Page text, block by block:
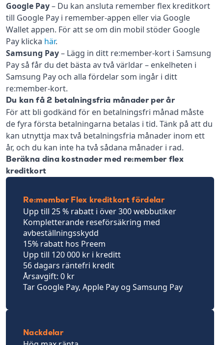
Google Pay– Du kan ansluta remember flex kreditkort
till Google Pay i remember-appen eller via Google
Wallet appen. För att se om din mobil stöder Google
Pay klicka här.
Samsung Pay– Lägg in ditt re:member-kort i Samsung
Pay så får du det bästa av två världar – enkelheten i
Samsung Pay och alla fördelar som ingår i ditt
re:member-kort.
Du kan få 2 betalningsfria månader per år
För att bli godkänd för en betalningsfri månad måste
de fyra första betalningarna betalas i tid. Tänk på att du
kan utnyttja max två betalningsfria månader inom ett
år, och du kan inte ha två sådana månader i rad.
Beräkna dina kostnader med re:member flex
kreditkort
Re:member Flex kreditkort fördelar
Upp till 25 % rabatt i över 300 webbutiker
Kompletterande reseförsäkring med
avbeställningsskydd
15% rabatt hos Preem
Upp till 120 000 kr i kreditt
56 dagars räntefri kredit
Årsavgift: 0 kr
Tar Google Pay, Apple Pay og Samsung Pay
Nackdelar